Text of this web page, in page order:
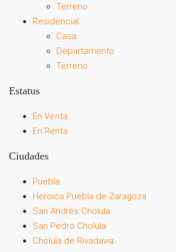
Terreno
Residencial
Casa
Departamento
Terreno
Estatus
En Venta
En Renta
Ciudades
Puebla
Heroica Puebla de Zaragoza
San Andrés Cholula
San Pedro Cholula
Cholula de Rivadavia